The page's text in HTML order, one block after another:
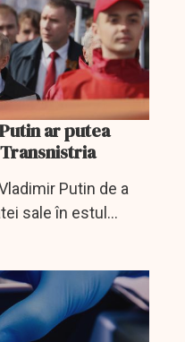
ar putea
Putin de a
sale în estul
temporară